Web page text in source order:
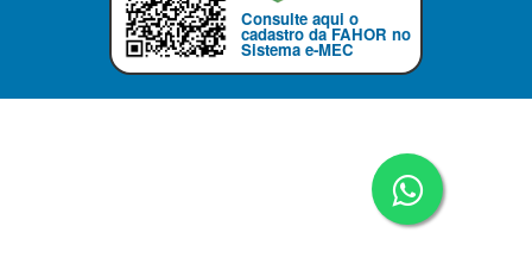
Consulte aqui o
cadastro da FAHOR no
Sistema e-MEC